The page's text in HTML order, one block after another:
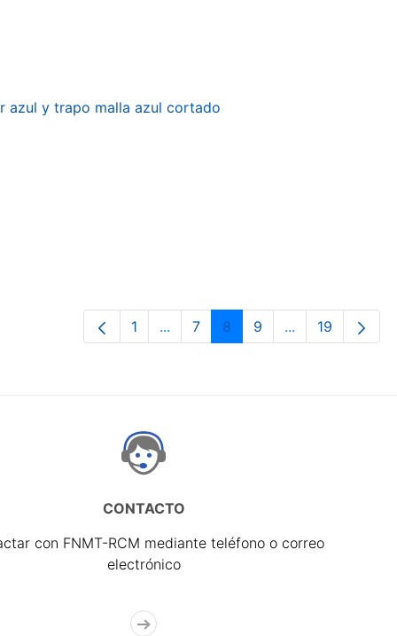
azul y trapo malla azul cortado
Página
1 ...Páginas intermedias Use TAB
Página
7 Página
8 Página
9 ...PáginasPágina
19
CONTACTO
con FNMT-RCM mediante teléfono o correo
electrónico